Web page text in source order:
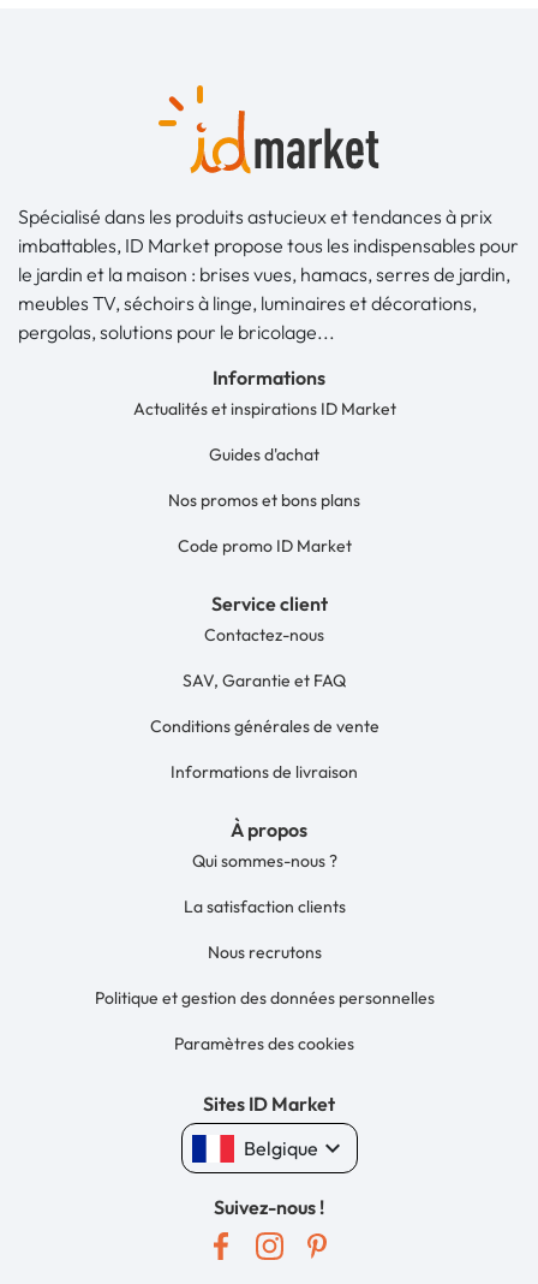
Spécialisé dans les produits astucieux et tendances à prix
imbattables, ID Market propose tous les indispensables pour
le jardin et la maison : brises vues, hamacs, serres de jardin,
meubles TV, séchoirs à linge, luminaires et décorations,
pergolas, solutions pour le bricolage...
Informations
Actualités et inspirations ID Market
Guides d'achat
Nos promos et bons plans
Code promo ID Market
Service client
Contactez-nous
SAV, Garantie et FAQ
Conditions générales de vente
Informations de livraison
À propos
Qui sommes-nous ?
La satisfaction clients
Nous recrutons
Politique et gestion des données personnelles
Paramètres des cookies
Sites ID Market
Belgique keyboard_arrow_down
Suivez-nous !